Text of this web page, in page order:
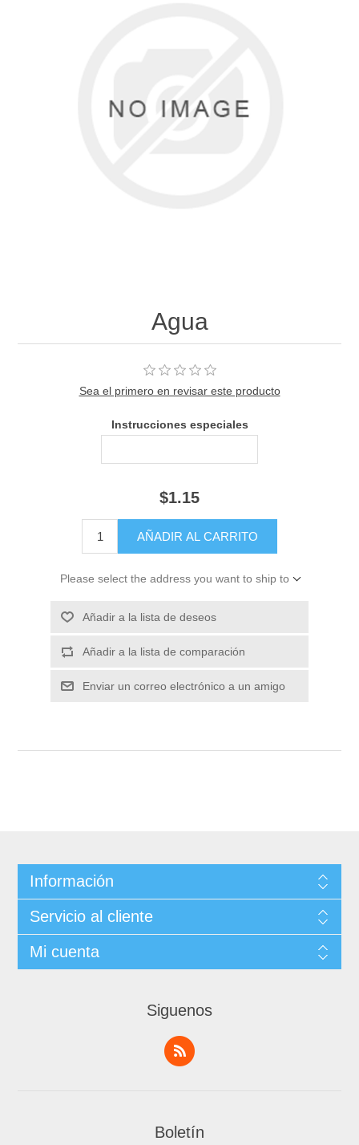
Agua
Sea el primero en revisar este producto
Instrucciones especiales
$1.15
Please select the address you want to ship to
Información
Servicio al cliente
Mi cuenta
Siguenos
Boletín